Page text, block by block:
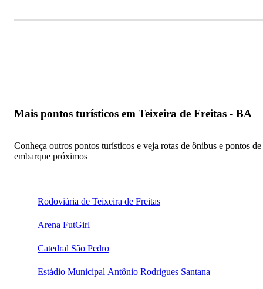
Mais pontos turísticos em Teixeira de Freitas - BA
Conheça outros pontos turísticos e veja rotas de ônibus e pontos de
embarque próximos
Rodoviária de Teixeira de Freitas
Arena FutGirl
Catedral São Pedro
Estádio Municipal Antônio Rodrigues Santana